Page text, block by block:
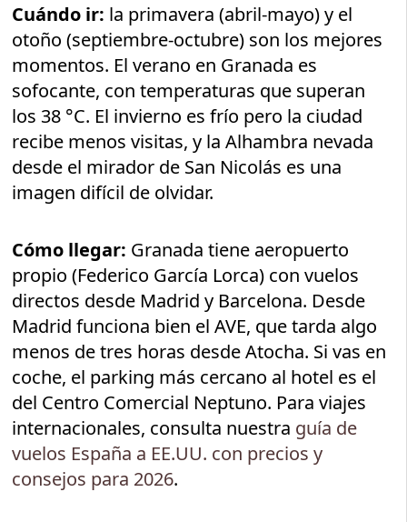
Cuándo ir: la primavera (abril-mayo) y el
otoño (septiembre-octubre) son los mejores
momentos. El verano en Granada es
sofocante, con temperaturas que superan
los 38 °C. El invierno es frío pero la ciudad
recibe menos visitas, y la Alhambra nevada
desde el mirador de San Nicolás es una
imagen difícil de olvidar.
Cómo llegar: Granada tiene aeropuerto
propio (Federico García Lorca) con vuelos
directos desde Madrid y Barcelona. Desde
Madrid funciona bien el AVE, que tarda algo
menos de tres horas desde Atocha. Si vas en
coche, el parking más cercano al hotel es el
del Centro Comercial Neptuno. Para viajes
internacionales, consulta nuestra guía de
vuelos España a EE.UU. con precios y
consejos para 2026.